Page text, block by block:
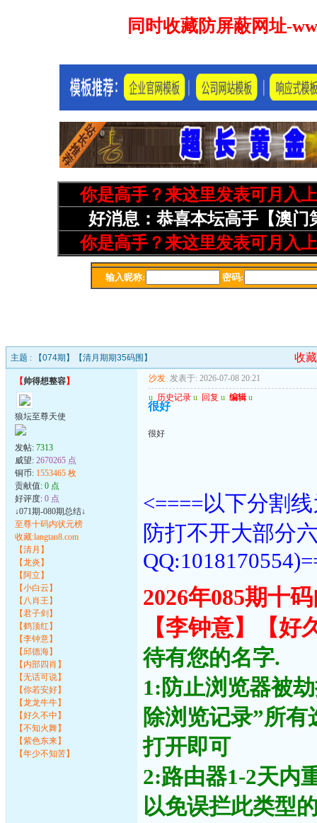
主题 : 【074期】【清月期期35码围】 收
【帅得想整容】
狼坛至尊天使
发帖: 7313
威望: 2670265 点
铜币: 1553465 枚
贡献值: 0 点
好评度: 0 点
↓071期-080期总结↓
至尊十码内状元榜
收藏:langtan8.com
【清月】
【龙炎】
【阿立】
【小白云】
【八肖王】
【君子剑】
【鹤顶红】
【李钟意】
【邱德海】
【内部四肖】
【无话可说】
【你若安好】
【龙龙牛牛】
【好久不中】
【不知火舞】
【紫色东来】
【年少不知苦】
沙发 发表于: 2026-07-08 20:21
u 历史记录 u 回复 u 编辑 u
很好
很好
<====以下分割
防打不开大部分
2026年085期十
【李钟意】【
待有您的名字.
1:防止浏览器被
除浏览记录”所
打开即可
2:路由器1-2天内
以免误拦此类型